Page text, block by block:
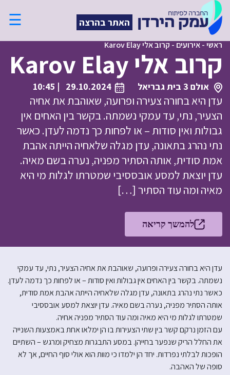
האתר בהרצה ☰
ראשי-אירועים - קרוב אלי Karov Elay
קרוב אלי Karov Elay
אולם 3 בית גבריאל 29.10.2024
| 10:45
עדן היא בחורה צעירה ופרועה, שאוהבת את אחיה
הצעיר, נתי, עד עמקי נשמתה. בקשר בין האחים אין
גבולות ואין סודות – או לפחות כך נדמה לעדן. כאשר
נתי נהרג בתאונה, עדן מגלה שלאחיה הייתה אהבת
אמת סודית, אותה הסתיר מפניה, נערה בשם מאיה.
עדן יוצאת למסע אובססיבי שמטרתו לגלות מי היא
מאיה ומה עוד הסתיר […]
להמשך קריאה
עדן היא בחורה צעירה ופרועה, שאוהבת את אחיה הצעיר, נתי, עד עמקי
נשמתה. בקשר בין האחים אין גבולות ואין סודות – או לפחות כך נדמה לעדן.
כאשר נתי נהרג בתאונה, עדן מגלה שלאחיה הייתה אהבת אמת סודית,
אותה הסתיר מפניה, נערה בשם מאיה. עדן יוצאת למסע אובססיבי
שמטרתו לגלות מי היא מאיה ומה עוד הסתיר מפניה אחיה.
עם הזמן נרקם קשר בין שתי הצעירות בו הן ימלאו אחת באמצעות השנייה
את החלל הריק שנפער בחייהן. במסע התבגרות מצחיק ומרגש – השתיים
הופכות לבלתי נפרדות. יחד הן ילמדו כי מוות הוא אולי סוף החיים, אך לא
סופה של האהבה.